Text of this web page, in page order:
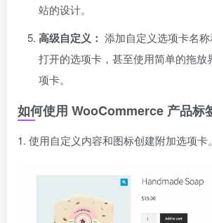
站的设计。
高级自定义： 添加自定义选项卡名
打开的选项卡，甚至使用简单的拖放
项卡。
如何使用 WooCommerce 产品标
1. 使用自定义内容和图标创建附加选项卡。